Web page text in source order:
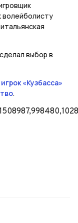
волейболисту
выбор в
«Кузбасса»
.